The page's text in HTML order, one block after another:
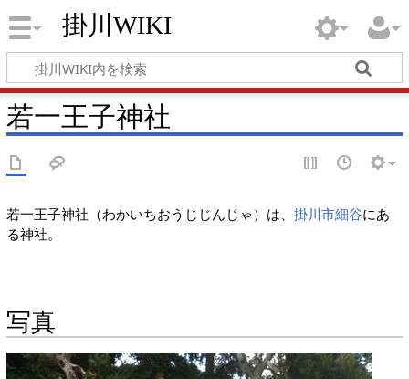
掛川WIKI
若一王子神社
若一王子神社（わかいちおうじじんじゃ）は、 掛川市細谷にあ
る神社。
写真